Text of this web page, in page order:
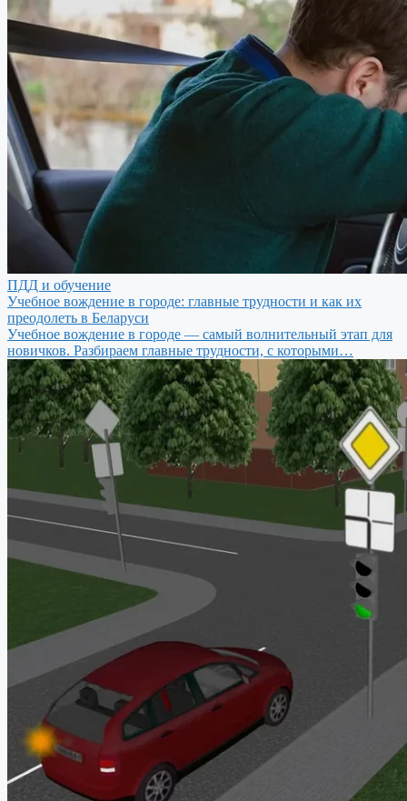
ПДД и обучение
Учебное вождение в городе: главные трудности и как их
преодолеть в Беларуси
Учебное вождение в городе — самый волнительный этап для
новичков. Разбираем главные трудности, с которыми…